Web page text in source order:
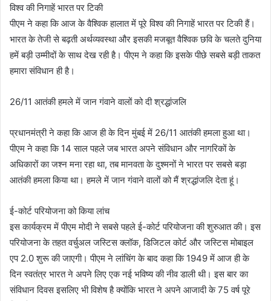
विश्व की निगाहें भारत पर टिकी
पीएम ने कहा कि आज के वैश्विक हालात में पूरे विश्व की निगाहें भारत पर टिकी हैं।
भारत के तेजी से बढ़ती अर्थव्यवस्था और इसकी मजबूत वैश्विक छवि के चलते दुनिया
हमें बड़ी उम्मीदों के साथ देख रही है। पीएम ने कहा कि इसके पीछे सबसे बड़ी ताकत
हमारा संविधान ही है।
26/11 आतंकी हमले में जान गंवाने वालों को दी श्रद्धांजलि
प्रधानमंत्री ने कहा कि आज ही के दिन मुंबई में 26/11 आतंकी हमला हुआ था।
पीएम ने कहा कि 14 साल पहले जब भारत अपने संविधान और नागरिकों के
अधिकारों का जश्न मना रहा था, तब मानवता के दुश्मनों ने भारत पर सबसे बड़ा
आतंकी हमला किया था। हमले में जान गंवाने वालों को मैं श्रद्धांजलि देता हूं।
ई-कोर्ट परियोजना को किया लांच
इस कार्यक्रम में पीएम मोदी ने सबसे पहले ई-कोर्ट परियोजना की शुरुआत की। इस
परियोजना के तहत वर्चुअल जस्टिस क्लॉक, डिजिटल कोर्ट और जस्टिस मोबाइल
एप 2.0 शुरू की जाएगी। पीएम ने लांचिंग के बाद कहा कि 1949 में आज ही के
दिन स्वतंत्र भारत ने अपने लिए एक नई भविष्य की नीव डाली थी। इस बार का
संविधान दिवस इसलिए भी विशेष है क्योंकि भारत ने अपने आजादी के 75 वर्ष पूरे